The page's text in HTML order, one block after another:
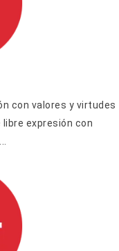
con valores y virtudes
expresión con